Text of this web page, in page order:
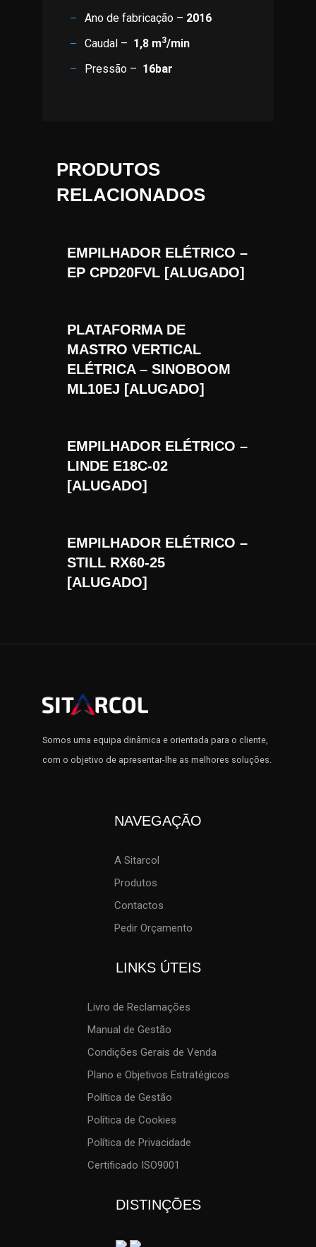
Ano de fabricação – 2016
Caudal – 1,8 m3/min
Pressão – 16bar
PRODUTOS
RELACIONADOS
EMPILHADOR ELÉTRICO –
EP CPD20FVL [ALUGADO]
PLATAFORMA DE
MASTRO VERTICAL
ELÉTRICA – SINOBOOM
ML10EJ [ALUGADO]
EMPILHADOR ELÉTRICO –
LINDE E18C-02
[ALUGADO]
EMPILHADOR ELÉTRICO –
STILL RX60-25
[ALUGADO]
Somos uma equipa dinâmica e orientada para o cliente,
com o objetivo de apresentar-lhe as melhores soluções.
NAVEGAÇÃO
A Sitarcol
Produtos
Contactos
Pedir Orçamento
LINKS ÚTEIS
Livro de Reclamações
Manual de Gestão
Condições Gerais de Venda
Plano e Objetivos Estratégicos
Política de Gestão
Política de Cookies
Política de Privacidade
Certificado ISO9001
DISTINÇÕES